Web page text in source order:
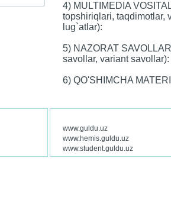
4) MULTIMEDIA
topshiriqlari, taqdimotlar,
lug`atlar):
5) NAZORAT
savollar, variant savollar):
6) QO'SHIMCHA
www.guldu.uz
www.hemis.guldu.uz
www.student.guldu.uz